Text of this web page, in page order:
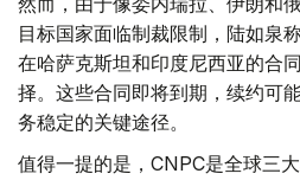
目标国家面临制裁限制，陆如泉
在哈萨克斯坦和印度尼西亚的合
择。这些合同即将到期，续约可
务稳定的关键途径。
值得一提的是，CNPC是全球三